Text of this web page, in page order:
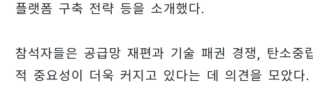
플랫폼 구축 전략 등을 소개했다.
참석자들은 공급망 재편과 기술 패권 경쟁, 탄소
적 중요성이 더욱 커지고 있다는 데 의견을 모았